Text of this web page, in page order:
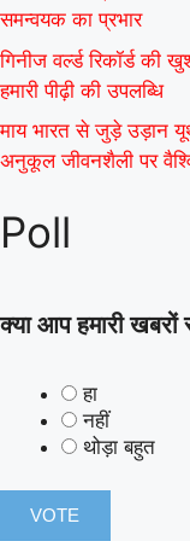
समन्वयक का प्रभार
गिनीज वर्ल्ड रिकॉर्ड
हमारी पीढ़ी की उपलब्धि
माय भारत से जुड़े उड़ान
अनुकूल जीवनशैली पर
Poll
क्या आप हमारी
हा
नहीं
थोड़ा बहुत